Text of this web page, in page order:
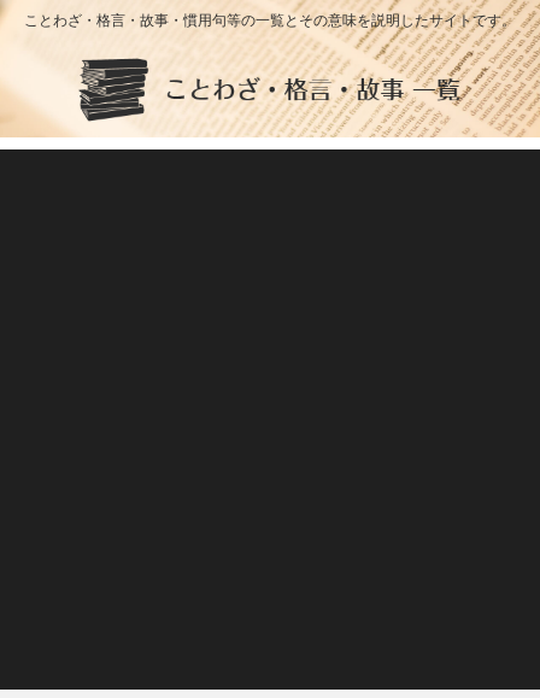
ことわざ・格言・故事・慣用句等の一覧とその意味を説明したサイトです。